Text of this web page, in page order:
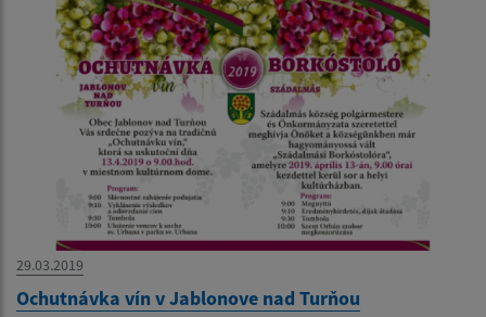
29.03.2019
Ochutnávka vín v Jablonove nad Turňou